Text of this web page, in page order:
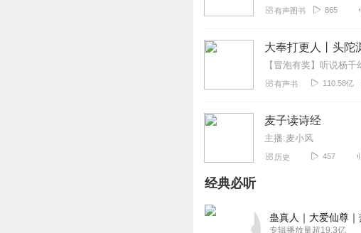
有声图书 865
大奉打更人丨头陀
有声书 110.58亿
麦子读诗经
主播:麦小风
历史 457
经典必听
蛊真人｜大爱仙尊
专辑播放量超19.3亿